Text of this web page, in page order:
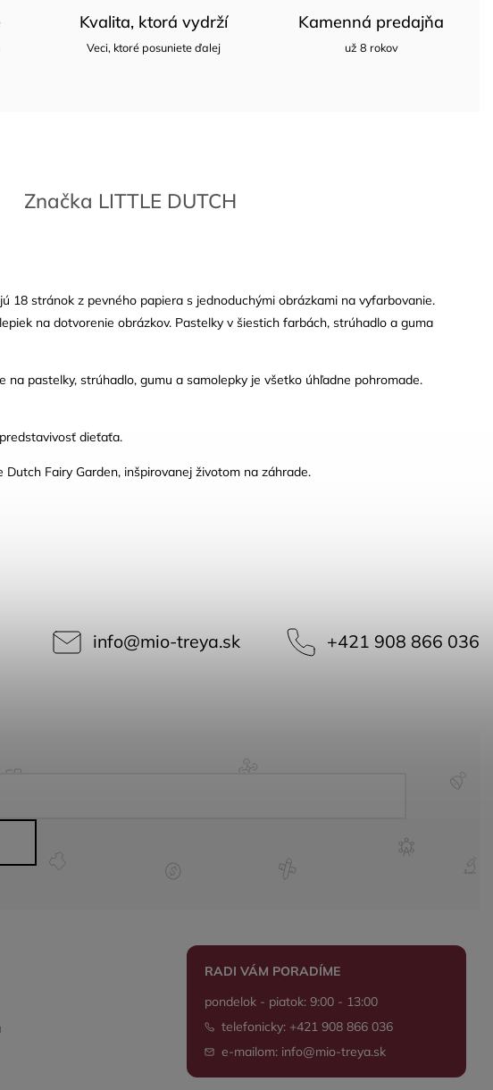
Kvalita, ktorá vydrží
Veci, ktoré posuniete ďalej
Kamenná predajňa
už 8 rokov
Značka LITTLE DUTCH
18 stránok z pevného papiera s jednoduchými obrázkami na vyfarbovanie.
na dotvorenie obrázkov. Pastelky v šiestich farbách, strúhadlo a guma
pastelky, strúhadlo, gumu a samolepky je všetko úhľadne pohromade.
dieťaťa.
Fairy Garden, inšpirovanej životom na záhrade.
info@mio-treya.sk +421 908 866 036
RADI VÁM PORADÍME
pondelok - piatok: 9:00 - 13:00
telefonicky: +421 908 866 036
e-mailom: info@mio-treya.sk